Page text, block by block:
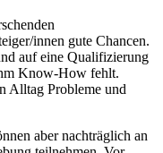
innen gute Chancen.
auf eine Qualifizierung
Know-How fehlt.
Alltag Probleme und
aber nachträglich an